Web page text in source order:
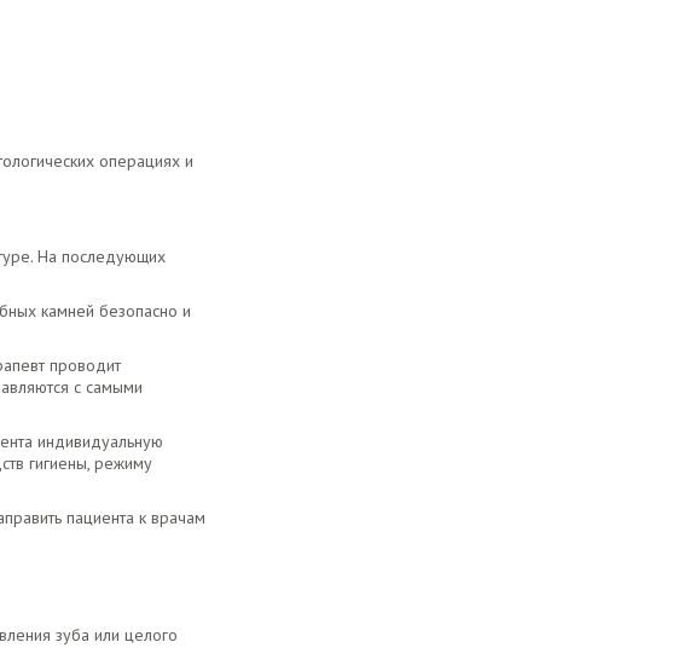
операциях и
На последующих
камней безопасно и
проводит
с самыми
индивидуальную
гигиены, режиму
пациента к врачам
зуба или целого